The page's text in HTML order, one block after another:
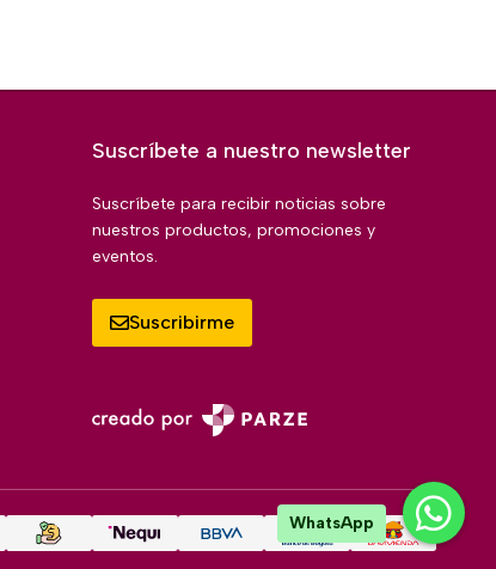
Suscríbete a nuestro newsletter
Suscríbete para recibir noticias sobre
nuestros productos, promociones y
eventos.
Suscribirme
WhatsApp